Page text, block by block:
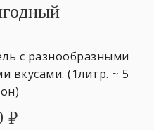
с разнообразными
вкусами. (1литр. ~ 5
₽